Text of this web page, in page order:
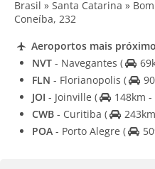
Brasil » Santa Catarina »
Coneíba, 232
Aeroportos mais
NVT - Navegantes (
FLN - Florianopolis (
JOI - Joinville (
148km
CWB - Curitiba (
POA - Porto Alegre (